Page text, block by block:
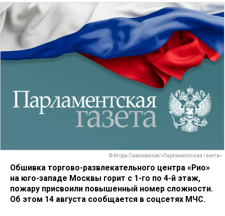
© Игорь Самохвалов/«Парламентская газета»
Обшивка торгово-развлекательного центра «Рио»
на юго-западе Москвы горит с 1-го по 4-й этаж,
пожару присвоили повышенный номер сложности.
Об этом 14 августа сообщается в соцсетях МЧС.